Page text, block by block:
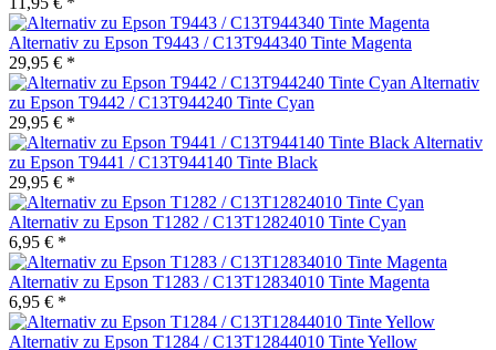
Alternativ zu Epson T9443 / C13T944340 Tinte Magenta
29,95 € *
Alternativ
zu Epson T9442 / C13T944240 Tinte Cyan
29,95 € *
Alternativ
zu Epson T9441 / C13T944140 Tinte Black
29,95 € *
Alternativ zu Epson T1282 / C13T12824010 Tinte Cyan
6,95 € *
Alternativ zu Epson T1283 / C13T12834010 Tinte Magenta
6,95 € *
Alternativ zu Epson T1284 / C13T12844010 Tinte Yellow